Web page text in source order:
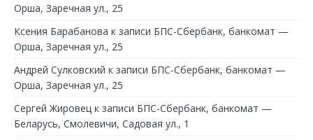
Орша, Заречная ул., 25
Ксения Барабанова к записи БПС-Сбербанк, банкомат —
Орша, Заречная ул., 25
Андрей Сулковский к записи БПС-Сбербанк, банкомат —
Орша, Заречная ул., 25
Сергей Жировец к записи БПС-Сбербанк, банкомат —
Беларусь, Смолевичи, Садовая ул., 1